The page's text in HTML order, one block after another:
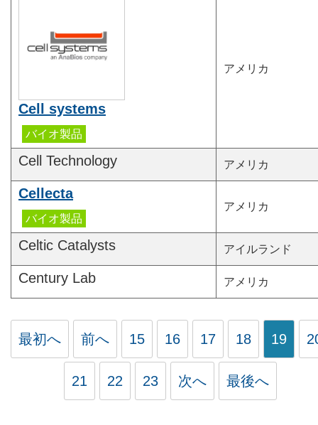
Cell systems
アメリカ
Cell Technology アメリカ
Cellecta
アメリカ
Celtic Catalysts アイルランド
Century Lab アメリカ
最初へ 前へ 15 16 17 18 19
21 22 23 次へ 最後へ